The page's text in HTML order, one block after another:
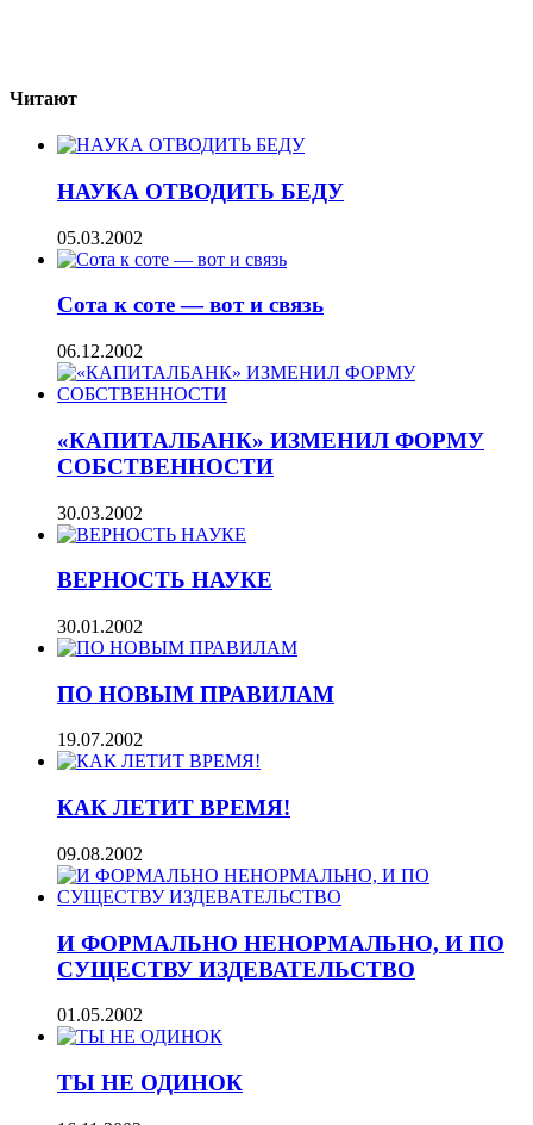
Читают
НАУКА ОТВОДИТЬ БЕДУ
05.03.2002
Сота к соте — вот и связь
06.12.2002
«КАПИТАЛБАНК» ИЗМЕНИЛ ФОРМУ
СОБСТВЕННОСТИ
30.03.2002
ВЕРНОСТЬ НАУКЕ
30.01.2002
ПО НОВЫМ ПРАВИЛАМ
19.07.2002
КАК ЛЕТИТ ВРЕМЯ!
09.08.2002
И ФОРМАЛЬНО НЕНОРМАЛЬНО, И ПО
СУЩЕСТВУ ИЗДЕВАТЕЛЬСТВО
01.05.2002
ТЫ НЕ ОДИНОК